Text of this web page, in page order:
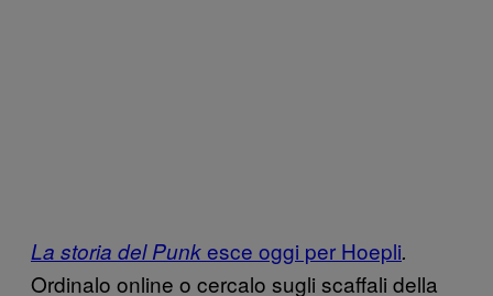
La storia del Punkesce oggi per Hoepli.
Ordinalo online o cercalo sugli scaffali della